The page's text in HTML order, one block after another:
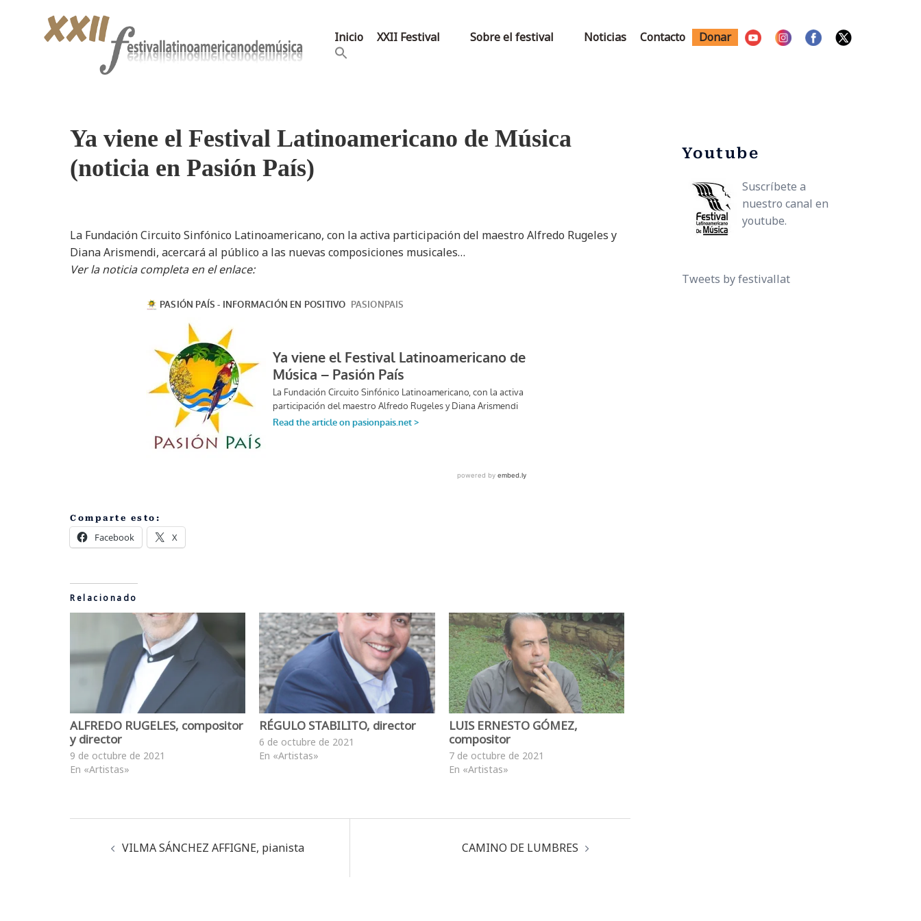
Inicio XXII Festival Sobre el festival Noticias Contacto Donar
Ya viene el Festival Latinoamericano de Música
(noticia en Pasión País)
La Fundación Circuito Sinfónico Latinoamericano, con la activa participación del maestro Alfredo Rugeles y
Diana Arismendi, acercará al público a las nuevas composiciones musicales…
Ver la noticia completa en el enlace:
Comparte esto:
Facebook X
Relacionado
ALFREDO RUGELES, compositor
y director
9 de octubre de 2021
En «Artistas»
RÉGULO STABILITO, director
6 de octubre de 2021
En «Artistas»
LUIS ERNESTO GÓMEZ,
compositor
7 de octubre de 2021
En «Artistas»
VILMA SÁNCHEZ AFFIGNE, pianista CAMINO DE LUMBRES
Youtube
Suscríbete a
nuestro canal en
youtube.
Tweets by festivallat